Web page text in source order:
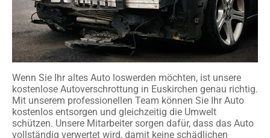
Wenn Sie Ihr altes Auto loswerden möchten, ist unsere
kostenlose Autoverschrottung in Euskirchen genau richtig.
Mit unserem professionellen Team können Sie Ihr Auto
kostenlos entsorgen und gleichzeitig die Umwelt
schützen. Unsere Mitarbeiter sorgen dafür, dass das Auto
vollständig verwertet wird, damit keine schädlichen